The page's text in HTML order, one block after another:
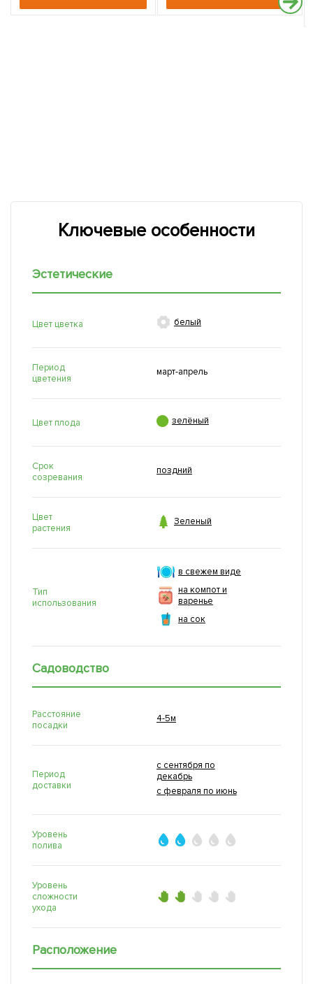
Ключевые особенности
Эстетические
Цвет цветка  белый
Период
цветения
март-апрель
Цвет плода  зелёный
Срок
созревания
поздний
Цвет
растения
 Зеленый
Тип
использования
в свежем виде
на компот и
варенье
на сок
Садоводство
Расстояние
посадки
4-5м
Период
доставки
с сентября по
декабрь
с февраля по июнь
Уровень
полива
Уровень
сложности
ухода
Расположение